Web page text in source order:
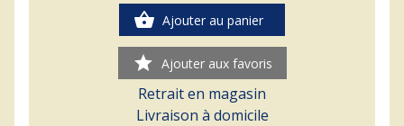
shopping_basket Ajouter au panier
star Ajouter aux favoris
Retrait en magasin
Livraison à domicile